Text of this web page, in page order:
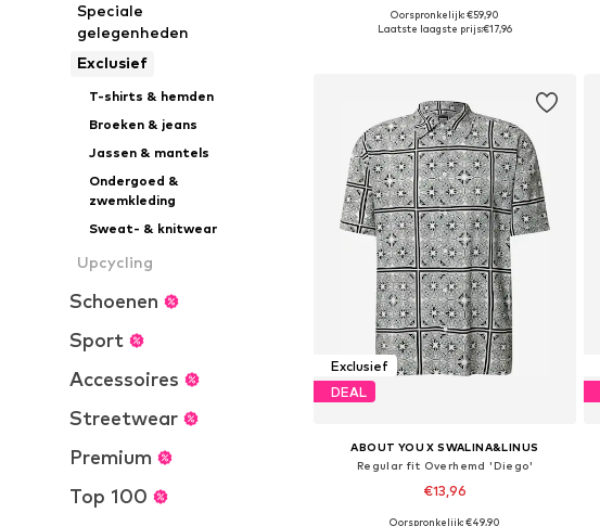
Speciale
gelegenheden
Exclusief
T-shirts & hemden
Broeken & jeans
Jassen & mantels
Ondergoed &
zwemkleding
Sweat- & knitwear
Upcycling
Schoenen
Sport
Accessoires
Streetwear
Premium
Top 100
Beschikbare maten: 46, 48-50, 50-52, 52-54
Oorspronkelijk: €59,90
Laatste laagste prijs:€17,96
Exclusief
DEAL
ABOUT YOU X SWALINA&LINUS
Regular fit Overhemd 'Diego'
€13,96
Oorspronkelijk: €49,90